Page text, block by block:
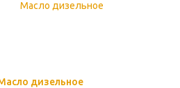
дизельное